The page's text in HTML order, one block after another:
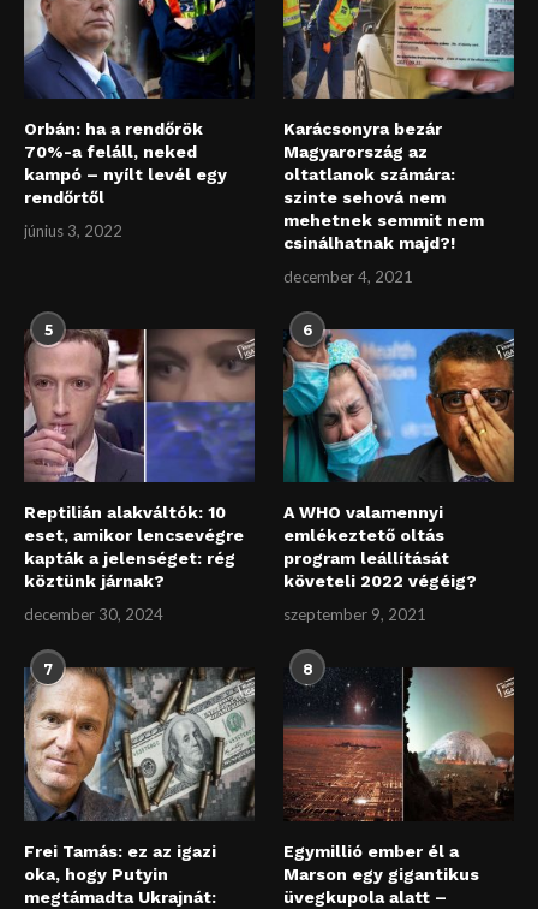
Orbán: ha a rendőrök
70%-a feláll, neked
kampó – nyílt levél egy
rendőrtől
június 3, 2022
Karácsonyra bezár
Magyarország az
oltatlanok számára:
szinte sehová nem
mehetnek semmit nem
csinálhatnak majd?!
december 4, 2021
5
Reptilián alakváltók: 10
eset, amikor lencsevégre
kapták a jelenséget: rég
köztünk járnak?
december 30, 2024
6
A WHO valamennyi
emlékeztető oltás
program leállítását
követeli 2022 végéig?
szeptember 9, 2021
7
Frei Tamás: ez az igazi
oka, hogy Putyin
megtámadta Ukrajnát:
8
Egymillió ember él a
Marson egy gigantikus
üvegkupola alatt –